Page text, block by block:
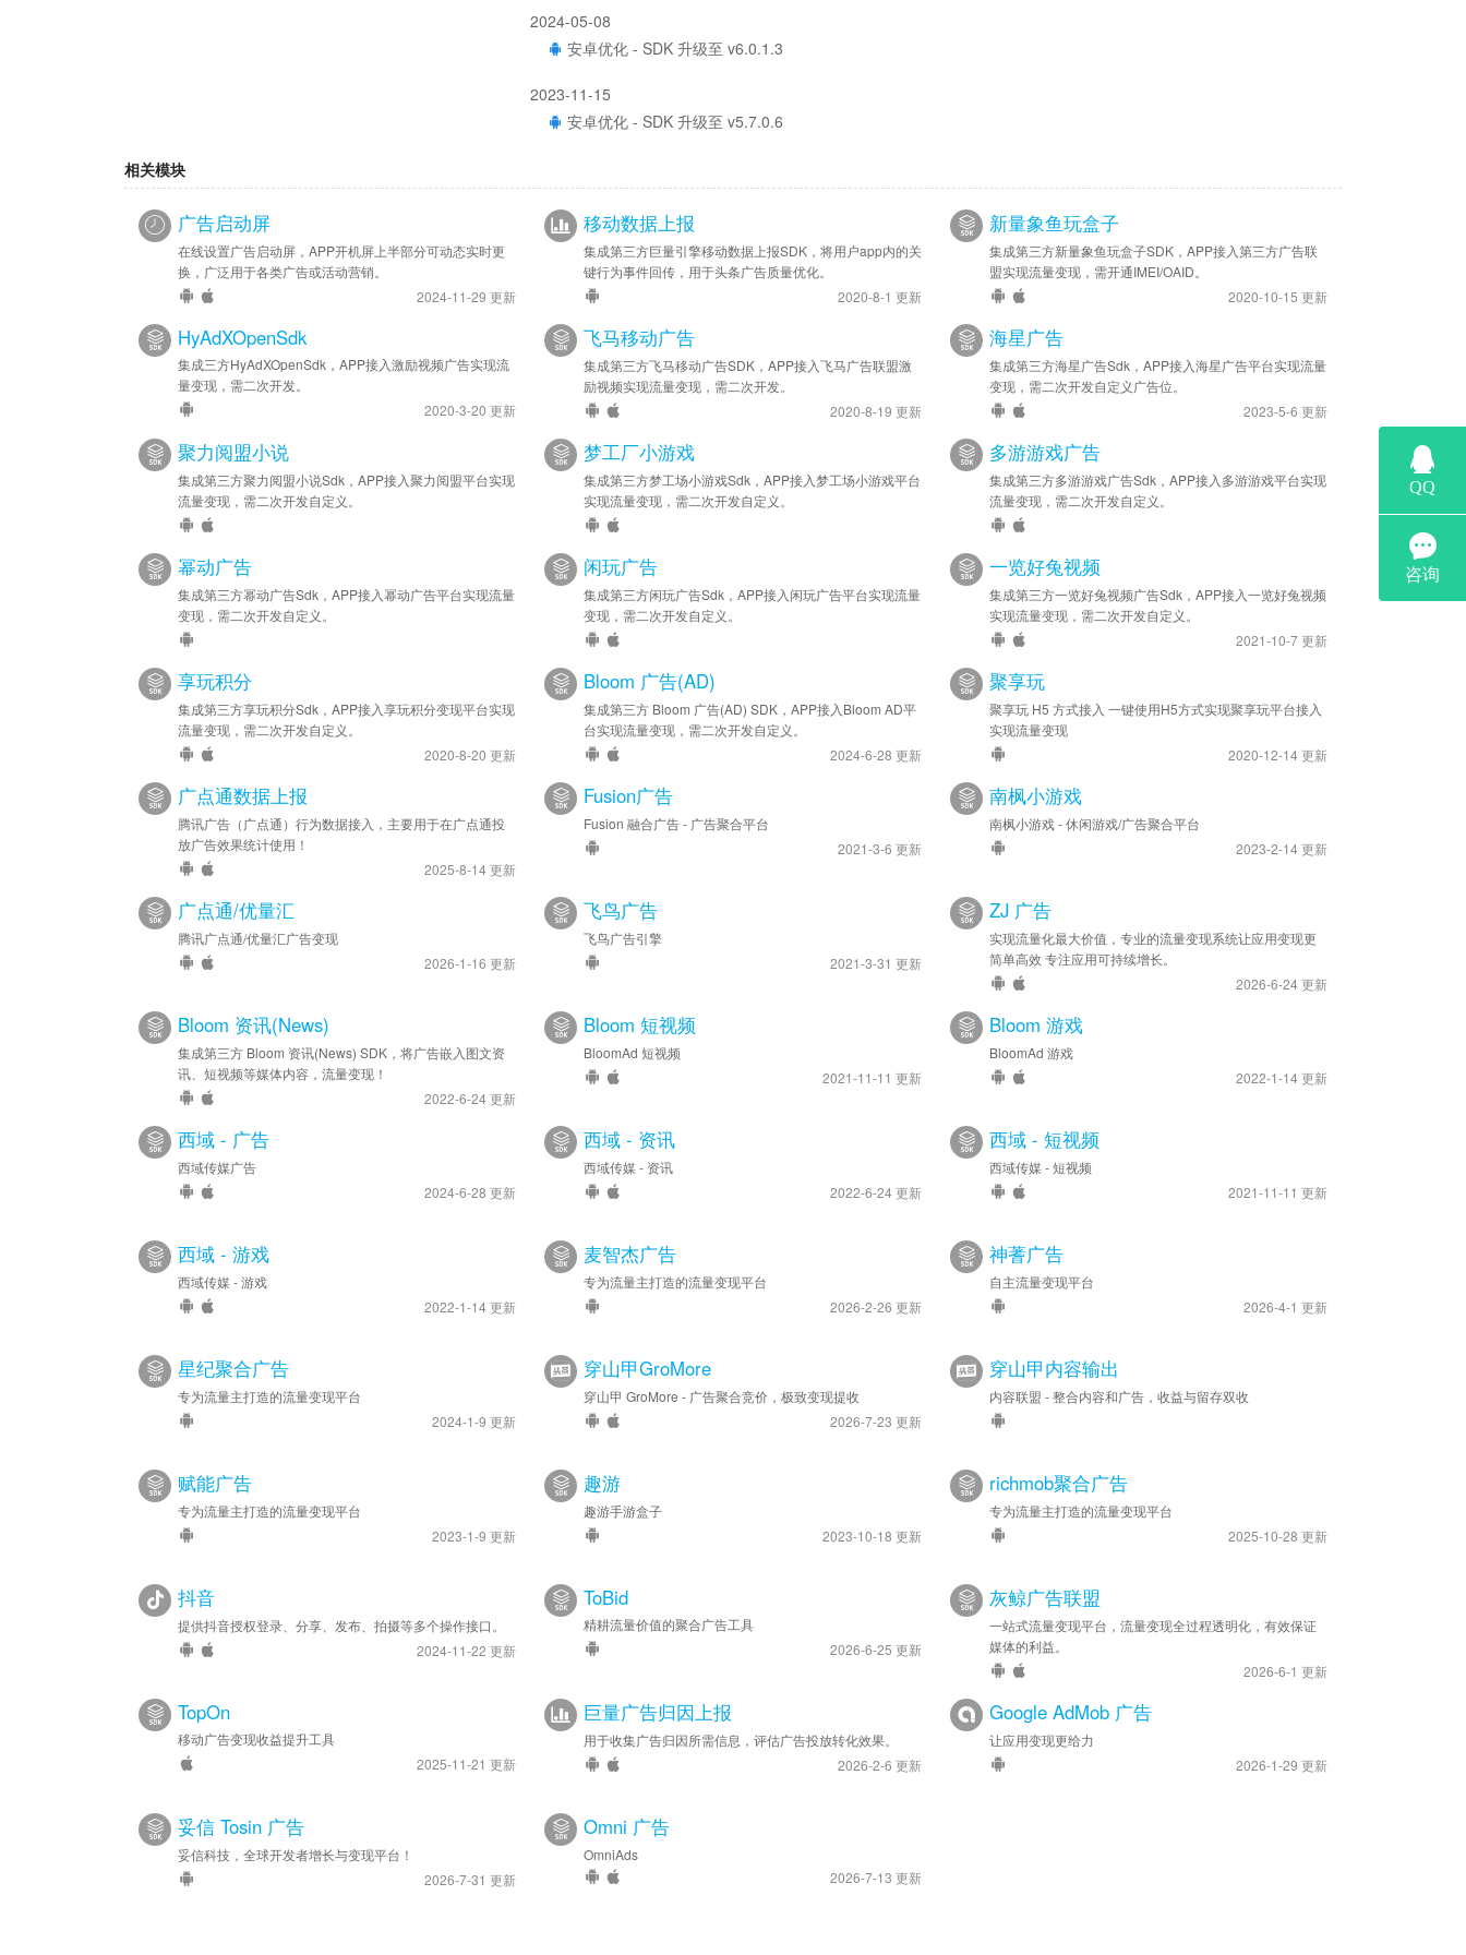
2024-05-08
安卓优化 - SDK 升级至 v6.0.1.3
2023-11-15
安卓优化 - SDK 升级至 v5.7.0.6
安卓优化 - SDK 升级至 v5.6.0.7
2023-06-20
安卓优化 - SDK 升级至 v5.3.0.5
安卓优化 - SDK 升级至 v5.2.0.5
2022-10-25
安卓优化 - SDK 升级至 v4.8.0.8
2022-07-18
安卓优化 - SDK 升级至 v4.6.0.7
2022-05-12
安卓优化 - SDK 升级至 v4.4.0.9
2022-03-09
安卓优化 - SDK 升级至 v4.3.0.8，请注意新版中的激励视频接口 rewardVideoAd 已移除 rewardName 和
2021-11-22
安卓优化 - SDK 升级至 v4.1.0.2
2021-11-05
安卓优化 - SDK 升级至 v4.0.1.9
2021-09-27
安卓优化 - SDK 升级至 v4.0.0.6
2021-09-22
2021-08-31
安卓优化 - SDK 更新至 v3.9.0.5
相关模块
广告启动屏
在线设置广告启动屏，APP开机屏上半部分可动态实时更
换，广泛用于各类广告或活动营销。
2024-11-29 更新
移动数据上报
集成第三方巨量引擎移动数据上报SDK，将用户app内的关
键行为事件回传，用于头条广告质量优化。
2020-8-1 更新
新量象鱼玩盒子
集成第三方新量象鱼玩盒子SDK，APP接入第三方广告联
盟实现流量变现，需开通IMEI/OAID。
2020-10-15 更新
HyAdXOpenSdk
集成三方HyAdXOpenSdk，APP接入激励视频广告实现流
量变现，需二次开发。
2020-3-20 更新
飞马移动广告
集成第三方飞马移动广告SDK，APP接入飞马广告联盟激
励视频实现流量变现，需二次开发。
2020-8-19 更新
海星广告
集成第三方海星广告Sdk，APP接入海星广告平台实现流量
变现，需二次开发自定义广告位。
2023-5-6 更新
聚力阅盟小说
集成第三方聚力阅盟小说Sdk，APP接入聚力阅盟平台实现
流量变现，需二次开发自定义。
梦工厂小游戏
集成第三方梦工场小游戏Sdk，APP接入梦工场小游戏平台
实现流量变现，需二次开发自定义。
多游游戏广告
集成第三方多游游戏广告Sdk，APP接入多游游戏平台实现
流量变现，需二次开发自定义。
幂动广告
集成第三方幂动广告Sdk，APP接入幂动广告平台实现流量
变现，需二次开发自定义。
闲玩广告
集成第三方闲玩广告Sdk，APP接入闲玩广告平台实现流量
变现，需二次开发自定义。
一览好兔视频
集成第三方一览好兔视频广告Sdk，APP接入一览好兔视频
实现流量变现，需二次开发自定义。
2021-10-7 更新
享玩积分
集成第三方享玩积分Sdk，APP接入享玩积分变现平台实现
流量变现，需二次开发自定义。
2020-8-20 更新
Bloom 广告(AD)
集成第三方 Bloom 广告(AD) SDK，APP接入Bloom AD平
台实现流量变现，需二次开发自定义。
2024-6-28 更新
聚享玩
聚享玩 H5 方式接入 一键使用H5方式实现聚享玩平台接入
实现流量变现
2020-12-14 更新
广点通数据上报
腾讯广告（广点通）行为数据接入，主要用于在广点通投
放广告效果统计使用！
2025-8-14 更新
Fusion广告
Fusion 融合广告 - 广告聚合平台
2021-3-6 更新
南枫小游戏
南枫小游戏 - 休闲游戏/广告聚合平台
2023-2-14 更新
广点通/优量汇
腾讯广点通/优量汇广告变现
2026-1-16 更新
飞鸟广告
飞鸟广告引擎
2021-3-31 更新
ZJ 广告
实现流量化最大价值，专业的流量变现系统让应用变现更
简单高效 专注应用可持续增长。
2026-6-24 更新
Bloom 资讯(News)
集成第三方 Bloom 资讯(News) SDK，将广告嵌入图文资
讯、短视频等媒体内容，流量变现！
2022-6-24 更新
Bloom 短视频
BloomAd 短视频
2021-11-11 更新
Bloom 游戏
BloomAd 游戏
2022-1-14 更新
西域 - 广告
西域传媒广告
2024-6-28 更新
西域 - 资讯
西域传媒 - 资讯
2022-6-24 更新
西域 - 短视频
西域传媒 - 短视频
2021-11-11 更新
西域 - 游戏
西域传媒 - 游戏
2022-1-14 更新
麦智杰广告
专为流量主打造的流量变现平台
2026-2-26 更新
神蓍广告
自主流量变现平台
2026-4-1 更新
星纪聚合广告
专为流量主打造的流量变现平台
2024-1-9 更新
穿山甲GroMore
穿山甲 GroMore - 广告聚合竞价，极致变现提收
2026-7-23 更新
穿山甲内容输出
内容联盟 - 整合内容和广告，收益与留存双收
赋能广告
专为流量主打造的流量变现平台
2023-1-9 更新
趣游
趣游手游盒子
2023-10-18 更新
richmob聚合广告
专为流量主打造的流量变现平台
2025-10-28 更新
抖音
提供抖音授权登录、分享、发布、拍摄等多个操作接口。
2024-11-22 更新
ToBid
精耕流量价值的聚合广告工具
2026-6-25 更新
灰鲸广告联盟
一站式流量变现平台，流量变现全过程透明化，有效保证
媒体的利益。
2026-6-1 更新
TopOn
移动广告变现收益提升工具
2025-11-21 更新
巨量广告归因上报
用于收集广告归因所需信息，评估广告投放转化效果。
2026-2-6 更新
Google AdMob 广告
让应用变现更给力
2026-1-29 更新
妥信 Tosin 广告
妥信科技，全球开发者增长与变现平台！
2026-7-31 更新
Omni 广告
OmniAds
2026-7-13 更新